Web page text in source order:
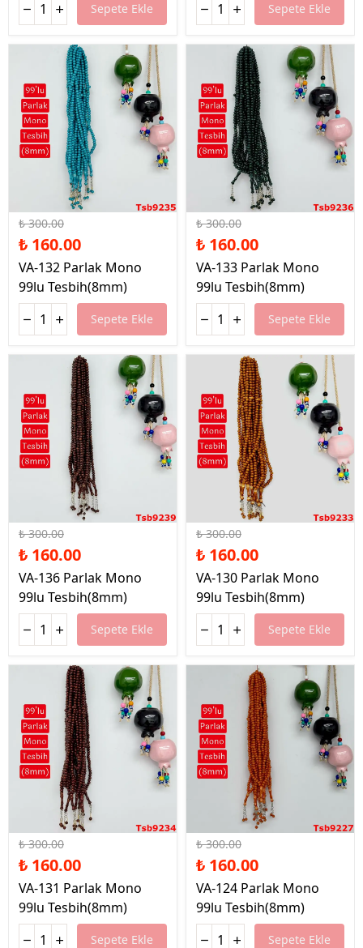
Sepete Ekle Sepete Ekle
%47 İndirim
₺ 300.00
₺ 160.00
VA-132 Parlak Mono
99lu Tesbih(8mm)
Sepete Ekle
%47 İndirim
₺ 300.00
₺ 160.00
VA-133 Parlak Mono
99lu Tesbih(8mm)
Sepete Ekle
%47 İndirim
₺ 300.00
₺ 160.00
VA-136 Parlak Mono
99lu Tesbih(8mm)
Sepete Ekle
%47 İndirim
₺ 300.00
₺ 160.00
VA-130 Parlak Mono
99lu Tesbih(8mm)
Sepete Ekle
%47 İndirim
₺ 300.00
₺ 160.00
VA-131 Parlak Mono
99lu Tesbih(8mm)
Sepete Ekle
%47 İndirim
₺ 300.00
₺ 160.00
VA-124 Parlak Mono
99lu Tesbih(8mm)
Sepete Ekle